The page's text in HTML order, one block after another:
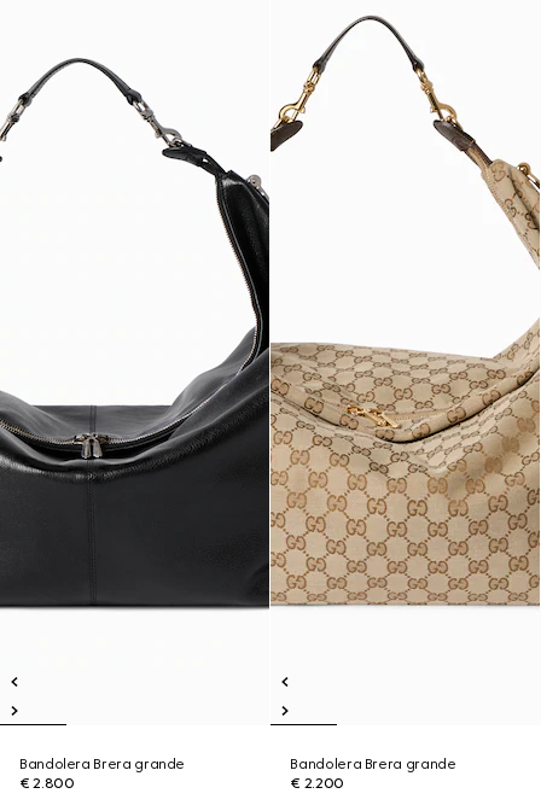
Bandolera Brera grande
€ 2.800
Bandolera Brera grande
€ 2.200